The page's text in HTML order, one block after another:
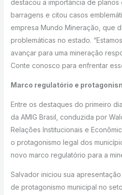
destacou a importância de
barragens e citou casos
empresa Mundo Mineração, que
problemáticas no estado.
avançar para uma mineração
Conte conosco para enfrentar
Marco regulatório e
Entre os destaques do primeiro
da AMIG Brasil, conduzida por
Relações Institucionais e
o protagonismo legal dos
novo marco regulatório para a
Salvador iniciou sua
de protagonismo municipal no